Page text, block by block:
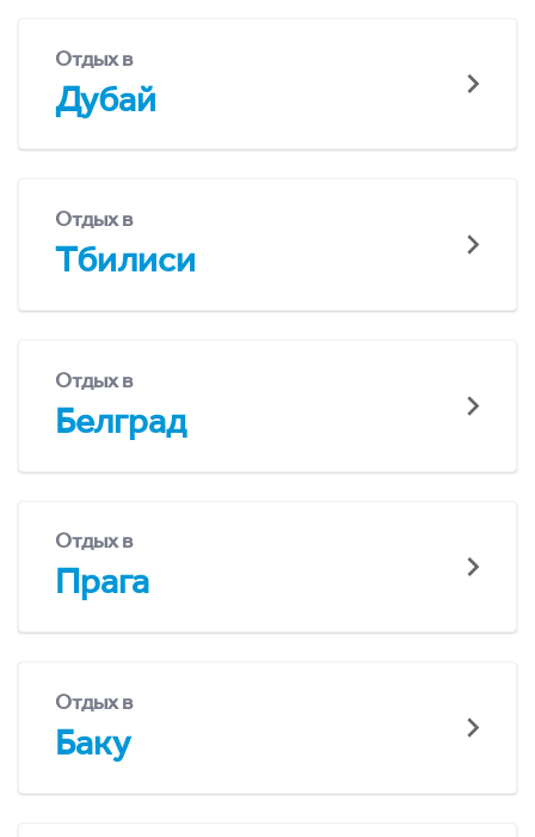
Отдых в
Дубай
Отдых в
Тбилиси
Отдых в
Белград
Отдых в
Прага
Отдых в
Баку